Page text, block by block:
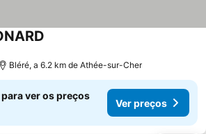
Bléré, a 6.2 km de Athée-sur-Cher
ver os preços
Ver preços